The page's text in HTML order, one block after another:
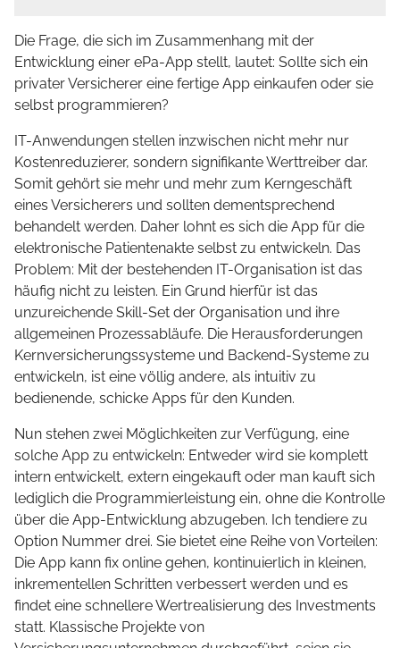
Die Frage, die sich im Zusammenhang mit der
Entwicklung einer ePa-App stellt, lautet: Sollte sich ein
privater Versicherer eine fertige App einkaufen oder sie
selbst programmieren?
IT-Anwendungen stellen inzwischen nicht mehr nur
Kostenreduzierer, sondern signifikante Werttreiber dar.
Somit gehört sie mehr und mehr zum Kerngeschäft
eines Versicherers und sollten dementsprechend
behandelt werden. Daher lohnt es sich die App für die
elektronische Patientenakte selbst zu entwickeln. Das
Problem: Mit der bestehenden IT-Organisation ist das
häufig nicht zu leisten. Ein Grund hierfür ist das
unzureichende Skill-Set der Organisation und ihre
allgemeinen Prozessabläufe. Die Herausforderungen
Kernversicherungssysteme und Backend-Systeme zu
entwickeln, ist eine völlig andere, als intuitiv zu
bedienende, schicke Apps für den Kunden.
Nun stehen zwei Möglichkeiten zur Verfügung, eine
solche App zu entwickeln: Entweder wird sie komplett
intern entwickelt, extern eingekauft oder man kauft sich
lediglich die Programmierleistung ein, ohne die Kontrolle
über die App-Entwicklung abzugeben. Ich tendiere zu
Option Nummer drei. Sie bietet eine Reihe von Vorteilen:
Die App kann fix online gehen, kontinuierlich in kleinen,
inkrementellen Schritten verbessert werden und es
findet eine schnellere Wertrealisierung des Investments
statt. Klassische Projekte von